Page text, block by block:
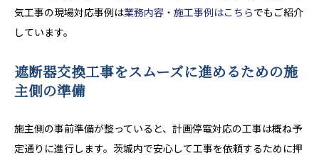
気工事の現場対応事例は業務内容・施工事例はこちらでもご紹介
しています。
遮断器交換工事をスムーズに進めるための施
主側の準備
施主側の事前準備が整っていると、計画停電対応の工事は概ね予
定通りに進行します。茨城内で安心して工事を依頼するために押